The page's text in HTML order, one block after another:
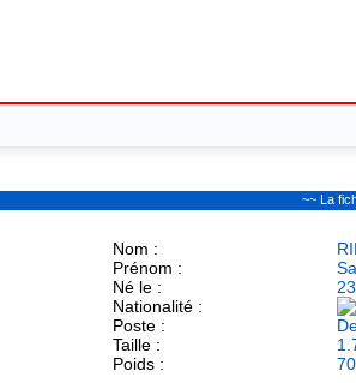
~~ La
Nom :
Prénom :
Né le :
Nationalité :
Poste :
Taille :
Poids :